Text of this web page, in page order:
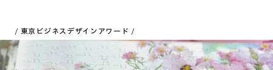
東京ビジネスデザインアワード